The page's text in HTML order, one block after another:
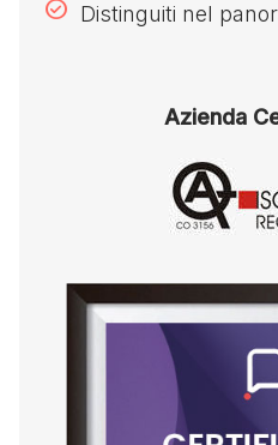
Distinguiti nel
Azienda